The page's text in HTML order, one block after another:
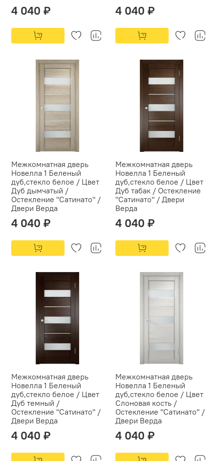
4 040 ₽ 4 040 ₽
Межкомнатная дверь
Новелла 1 Беленый
дуб,стекло белое / Цвет
Дуб дымчатый /
Остекление "Сатинато" /
Двери Верда
4 040 ₽
Межкомнатная дверь
Новелла 1 Беленый
дуб,стекло белое / Цвет
Дуб табак / Остекление
"Сатинато" / Двери
Верда
4 040 ₽
Межкомнатная дверь
Новелла 1 Беленый
дуб,стекло белое / Цвет
Дуб темный /
Остекление "Сатинато" /
Двери Верда
4 040 ₽
Межкомнатная дверь
Новелла 1 Беленый
дуб,стекло белое / Цвет
Слоновая кость /
Остекление "Сатинато" /
Двери Верда
4 040 ₽